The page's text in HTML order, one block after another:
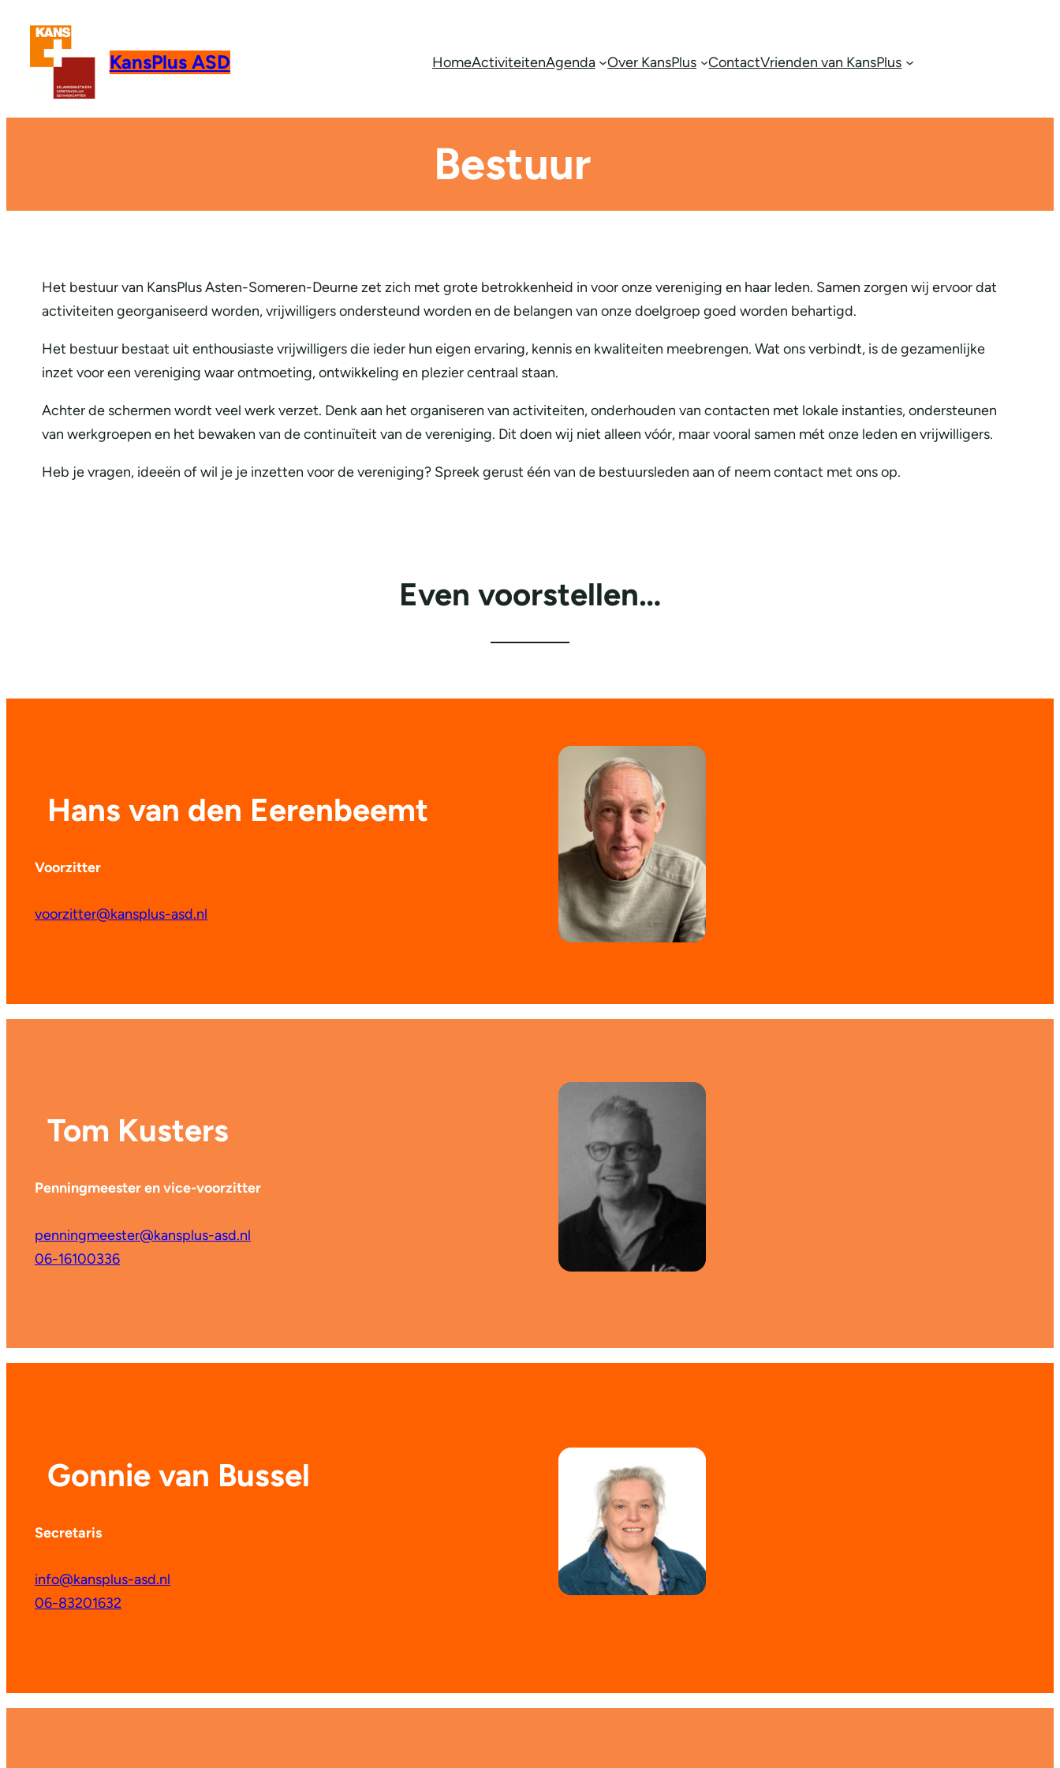
KansPlus ASD HomeActiviteitenAgenda Over KansPlus ContactVrienden van KansPlus
Bestuur
Het bestuur van KansPlus Asten-Someren-Deurne zet zich met grote betrokkenheid in voor onze vereniging en haar leden. Samen zorgen wij ervoor dat
activiteiten georganiseerd worden, vrijwilligers ondersteund worden en de belangen van onze doelgroep goed worden behartigd.
Het bestuur bestaat uit enthousiaste vrijwilligers die ieder hun eigen ervaring, kennis en kwaliteiten meebrengen. Wat ons verbindt, is de gezamenlijke
inzet voor een vereniging waar ontmoeting, ontwikkeling en plezier centraal staan.
Achter de schermen wordt veel werk verzet. Denk aan het organiseren van activiteiten, onderhouden van contacten met lokale instanties, ondersteunen
van werkgroepen en het bewaken van de continuïteit van de vereniging. Dit doen wij niet alleen vóór, maar vooral samen mét onze leden en vrijwilligers.
Heb je vragen, ideeën of wil je je inzetten voor de vereniging? Spreek gerust één van de bestuursleden aan of neem contact met ons op.
Even voorstellen…
Hans van den Eerenbeemt
Voorzitter
voorzitter@kansplus-asd.nl
Tom Kusters
Penningmeester en vice-voorzitter
penningmeester@kansplus-asd.nl
06-16100336
Gonnie van Bussel
Secretaris
info@kansplus-asd.nl
06-83201632